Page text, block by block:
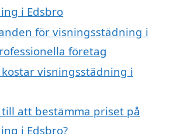
i Edsbro
för visningsstädning i
företag
visningsstädning i
att bestämma priset på
i Edsbro?